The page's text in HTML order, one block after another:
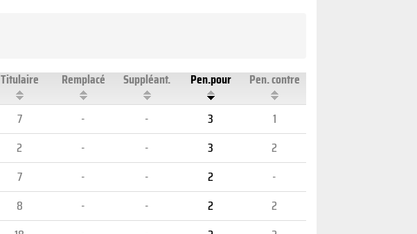
Titulaire Remplacé Suppléant. Pen.pour Pen. contre
7 - - 3
1
2
- - 3
2
7
- - 2
-
8
- - 2
2